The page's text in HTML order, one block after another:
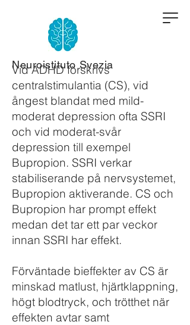
Neuroistituto Svezia
Vid ADHD förskrivs
centralstimulantia (CS), vid
ångest blandat med mild-
moderat depression ofta SSRI
och vid moderat-svår
depression till exempel
Bupropion. SSRI verkar
stabiliserande på nervsystemet,
Bupropion aktiverande. CS och
Bupropion har prompt effekt
medan det tar ett par veckor
innan SSRI har effekt.
Förväntade bieffekter av CS är
minskad matlust, hjärtklappning,
högt blodtryck, och trötthet när
effekten avtar samt